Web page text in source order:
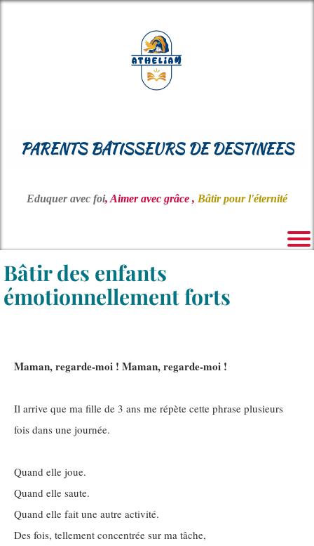
PARENTS BÂTISSEURS DE DESTINEES
Eduquer avec foi, Aimer avec grâce , Bâtir pour l'éternité
Bâtir des enfants
émotionnellement forts
Maman, regarde-moi ! Maman, regarde-moi !
Il arrive que ma fille de 3 ans me répète cette phrase plusieurs
fois dans une journée.
Quand elle joue.
Quand elle saute.
Quand elle fait une autre activité.
Des fois, tellement concentrée sur ma tâche,